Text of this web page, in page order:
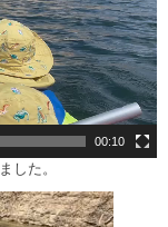
00:10
した。